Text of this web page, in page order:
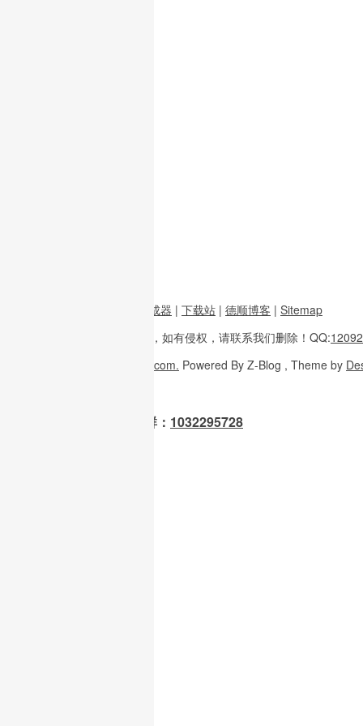
图片二维码生成器 | 下载站 | 德顺博客 | Sitemap
多整理于互联网， 如有侵权，请联系我们删除！ QQ:
W3H5.com. Powered By Z-Blog , Theme by
OpenClaw 龙虾交流群： 1032295728